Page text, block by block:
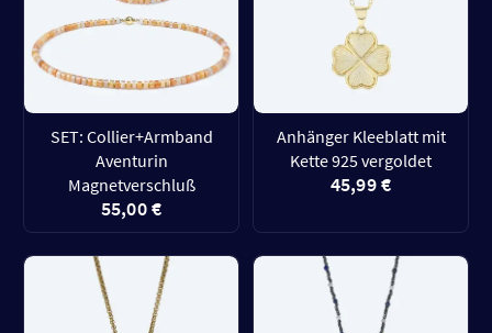
SET: Collier+Armband
Aventurin
Magnetverschluß
55,00 €
Anhänger Kleeblatt mit
Kette 925 vergoldet
45,99 €